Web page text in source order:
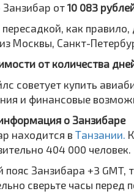
от 10 083
пересадкой, как
Москвы, Санкт-
от количества
советует купить
и финансовые
о Занзибаре
находится в Танзании.
404 000 человек.
пояс Занзибара +3
сверьте часы перед